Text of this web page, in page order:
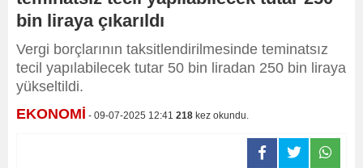
bin liraya çıkarıldı
Vergi borçlarının taksitlendirilmesinde teminatsız
tecil yapılabilecek tutar 50 bin liradan 250 bin liraya
yükseltildi.
EKONOMİ - 09-07-2025 12:41 218 kez okundu.